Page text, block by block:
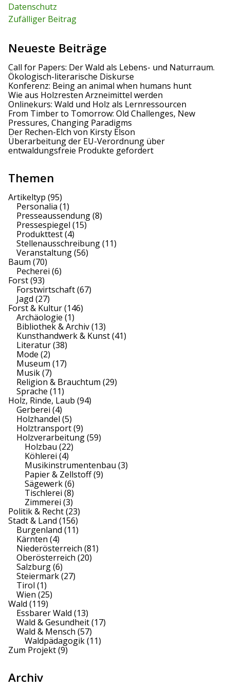
:Datenschutz
Zufälliger Beitrag
Neueste Beiträge
Call for Papers: Der Wald als Lebens- und Naturraum.
Ökologisch-literarische Diskurse
Konferenz: Being an animal when humans hunt
Wie aus Holzresten Arzneimittel werden
Onlinekurs: Wald und Holz als Lernressourcen
From Timber to Tomorrow: Old Challenges, New
Pressures, Changing Paradigms
Der Rechen-Elch von Kirsty Elson
Überarbeitung der EU-Verordnung über
entwaldungsfreie Produkte gefordert
Themen
Artikeltyp (95)
Personalia (1)
Presseaussendung(8)
Pressespiegel (15)
Produkttest(4)
Stellenausschreibung(11)
Veranstaltung(56)
Baum (70)
Pecherei (6)
Forst(93)
Forstwirtschaft(67)
Jagd (27)
Forst & Kultur(146)
Archäologie (1)
Bibliothek & Archiv(13)
Kunsthandwerk & Kunst(41)
Literatur(38)
Mode (2)
Museum (17)
Musik(7)
Religion & Brauchtum (29)
Sprache (11)
Holz, Rinde, Laub (94)
Gerberei (4)
Holzhandel (5)
Holztransport(9)
Holzverarbeitung(59)
Holzbau (22)
Köhlerei (4)
Musikinstrumentenbau (3)
Papier & Zellstoff(9)
Sägewerk(6)
Tischlerei (8)
Zimmerei (3)
Politik & Recht(23)
Stadt & Land (156)
Burgenland (11)
Kärnten (4)
Niederösterreich (81)
Oberösterreich (20)
Salzburg(6)
Steiermark(27)
Tirol (1)
Wien (25)
Wald (119)
Essbarer Wald (13)
Wald & Gesundheit(17)
Wald & Mensch (57)
Waldpädagogik(11)
Zum Projekt(9)
Archiv